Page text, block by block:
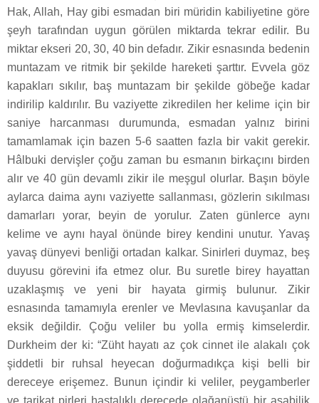
Hak, Allah, Hay gibi esmadan biri müridin kabiliyetine göre
şeyh tarafından uygun görülen miktarda tekrar edilir. Bu
miktar ekseri 20, 30, 40 bin defadır. Zikir esnasında bedenin
muntazam ve ritmik bir şekilde hareketi şarttır. Evvela göz
kapakları sıkılır, baş muntazam bir şekilde göbeğe kadar
indirilip kaldırılır. Bu vaziyette zikredilen her kelime için bir
saniye harcanması durumunda, esmadan yalnız birini
tamamlamak için bazen 5-6 saatten fazla bir vakit gerekir.
Hâlbuki dervişler çoğu zaman bu esmanın birkaçını birden
alır ve 40 gün devamlı zikir ile meşgul olurlar. Başın böyle
aylarca daima aynı vaziyette sallanması, gözlerin sıkılması
damarları yorar, beyin de yorulur. Zaten günlerce aynı
kelime ve aynı hayal önünde birey kendini unutur. Yavaş
yavaş dünyevi benliği ortadan kalkar. Sinirleri duymaz, beş
duyusu görevini ifa etmez olur. Bu suretle birey hayattan
uzaklaşmış ve yeni bir hayata girmiş bulunur. Zikir
esnasında tamamıyla erenler ve Mevlasına kavuşanlar da
eksik değildir. Çoğu veliler bu yolla ermiş kimselerdir.
Durkheim der ki: “Züht hayatı az çok cinnet ile alakalı çok
şiddetli bir ruhsal heyecan doğurmadıkça kişi belli bir
dereceye erişemez. Bunun içindir ki veliler, peygamberler
ve tarikat pirleri hastalıklı derecede olağanüstü bir asabilik